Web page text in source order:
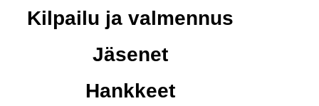
Kilpailu ja valmennus
Jäsenet
Hankkeet